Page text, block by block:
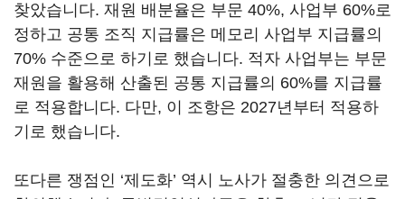
찾았습니다. 재원 배분율은 부문 40%, 사업부 60%로
정하고 공통 조직 지급률은 메모리 사업부 지급률의
70% 수준으로 하기로 했습니다. 적자 사업부는 부문
재원을 활용해 산출된 공통 지급률의 60%를 지급률
로 적용합니다. 다만, 이 조항은 2027년부터 적용하
기로 했습니다.
또다른 쟁점인 ‘제도화’ 역시 노사가 절충한 의견으로